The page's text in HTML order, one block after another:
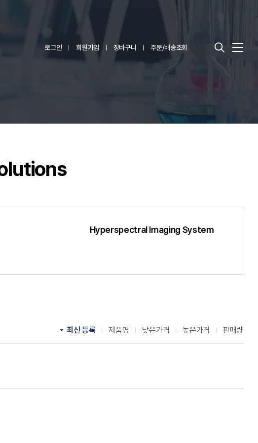
로그인 회원가입 장바구니 주문/배송조회
Hyperspectral Imaging System
최신 등록 제품명 낮은가격 높은가격 판매량